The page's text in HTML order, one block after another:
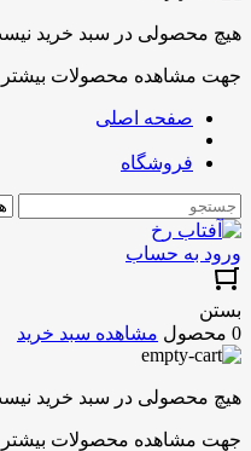
هیچ محصولی در سبد خرید
جهت مشاهده محصولات بیشتر
صفحه اصلی
فروشگاه
ورود به حساب
بستن
0 محصول
مشاهده سبد خرید
هیچ محصولی در سبد خرید
جهت مشاهده محصولات بیشتر